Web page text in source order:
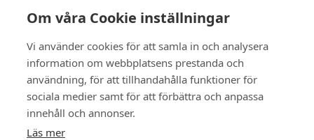
Om våra Cookie inställningar
Vi använder cookies för att samla in och analysera
information om webbplatsens prestanda och
användning, för att tillhandahålla funktioner för
sociala medier samt för att förbättra och anpassa
innehåll och annonser.
Läs mer
Få veckans bästa
artiklar i mejlen
aip@flowyinfo.seeller 08-1210 60 40.
Instagram
LinkedIn
Twitter
Facebook
Få veckans bästa
artiklar på mejlen